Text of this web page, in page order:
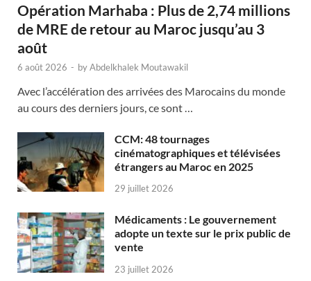
Opération Marhaba : Plus de 2,74 millions
de MRE de retour au Maroc jusqu’au 3
août
6 août 2026 - byAbdelkhalek Moutawakil
Avec l’accélération des arrivées des Marocains du monde
au cours des derniers jours, ce sont …
CCM: 48 tournages
cinématographiques et télévisées
étrangers au Maroc en 2025
29 juillet 2026
Médicaments : Le gouvernement
adopte un texte sur le prix public de
vente
23 juillet 2026